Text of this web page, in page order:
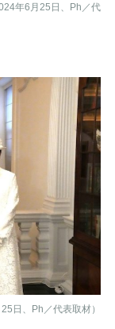
年6月25日、Ph／代
日、Ph／代表取材）